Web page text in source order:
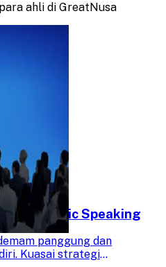
ahli di GreatNusa
Public Speaking
panggung dan
Kuasai strategi